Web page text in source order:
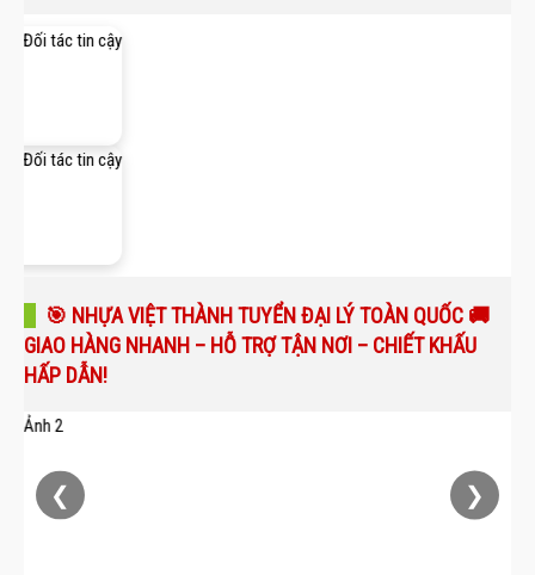
🎯 NHỰA VIỆT THÀNH TUYỂN ĐẠI LÝ TOÀN QUỐC 🚚
GIAO HÀNG NHANH – HỖ TRỢ TẬN NƠI – CHIẾT KHẤU
HẤP DẪN!
❮ ❯